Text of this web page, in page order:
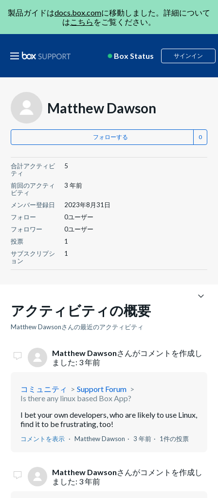
製品ガイドはdocs.box.comに移動しました。詳細について
はこちら をご覧ください。
Box Status サインイン
Matthew Dawson
フォローする
合計アクティビ
ティ
5
前回のアクティ
ビティ
3 年前
メンバー登録日
2023年8月31日
フォロー
0ユーザー
フォロワー
0ユーザー
投票
1
サブスクリプシ
ョン
1
アクティビティの概要
Matthew Dawsonさんの最近のアクティビティ
Matthew Dawsonさんがコメントを作成し
ました: 3 年前
コミュニティ
Support Forum
Is there any linux based Box App?
I bet your own developers, who are likely to use Linux,
find it to be frustrating, too!
コメントを表示 Matthew Dawson 3 年前 1件の投票
Matthew Dawsonさんがコメントを作成し
ました: 3 年前